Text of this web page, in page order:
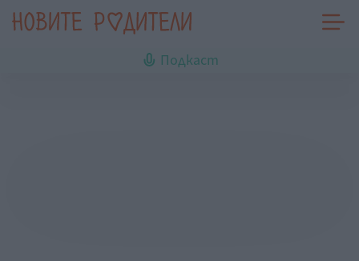
Подкаст